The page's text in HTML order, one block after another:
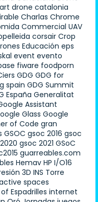
drone catalonia
Charlas Chrome
Commercial UAV
corsair Crop
Educación eps
event evento
fiware foodporn
GDG GDG for
spain GDG Summit
España Generalitat
Assistant
Glass Google
of Code gran
GSOC gsoc 2016 gsoc
gsoc 2021 GSoC
guarreables.com
Hemav HP I/O16
3D INS Torre
spaces
Espadrilles internet